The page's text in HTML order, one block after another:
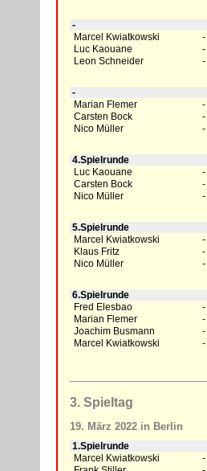
-
Marcel Kwiatkowski
Luc Kaouane
Leon Schneider
-
Marian Flemer
Carsten Bock
Nico Müller
4.Spielrunde
Luc Kaouane
Carsten Bock
Nico Müller
5.Spielrunde
Marcel Kwiatkowski
Klaus Fritz
Nico Müller
6.Spielrunde
Fred Elesbao
Marian Flemer
Joachim Busmann
Marcel Kwiatkowski
3. Spieltag
19. März 2022 in Berlin
1.Spielrunde
Marcel Kwiatkowski